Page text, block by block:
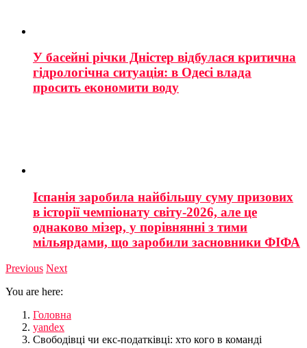
У басейні річки Дністер відбулася критична
гідрологічна ситуація: в Одесі влада
просить економити воду
Іспанія заробила найбільшу суму призових
в історії чемпіонату світу-2026, але це
однаково мізер, у порівнянні з тими
мільярдами, що заробили засновники ФІФА
Previous Next
You are here:
Головна
yandex
Свободівці чи екс-податківці: хто кого в команді